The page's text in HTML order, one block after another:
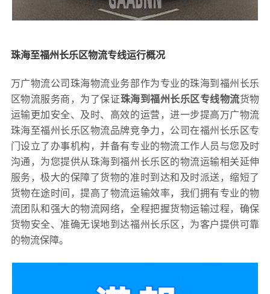
珠海至福州长乐区物流专线运行概况
万广物流公司珠海物流业务部作为专业的珠海到福州长乐
区物流服务商，为了保证珠海到福州长乐区专线物流货物
运输更加安全、及时、高效的运营，进一步提高万广物流
珠海至福州长乐区物流品牌竞争力，公司在福州长乐区专
门设立了办事机构，并备有专业的物流工作人员与您及时
沟通，为您提供从珠海到福州长乐区的物流运输相关延伸
服务，极大的保障了货物的准时到达和及时派送，缩短了
货物在途时间，提高了物流运输效率，我们拥有专业的物
流团队和强大的物流网络，全程把握货物运输过程，确保
货物安全、准确无误地到达福州长乐区，为客户提供可靠
的物流保障。